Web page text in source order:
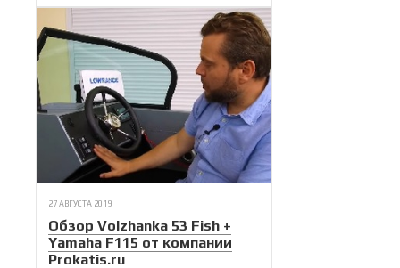
27 АВГУСТА 2019
Обзор Volzhanka 53 Fish +
Yamaha F115 от компании
Prokatis.ru